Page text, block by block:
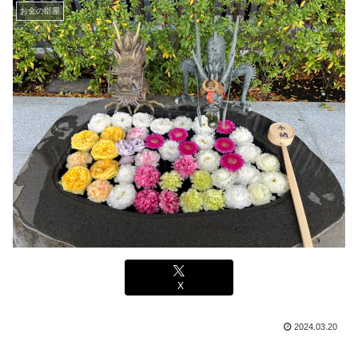
お金の部屋
X
2024.03.20